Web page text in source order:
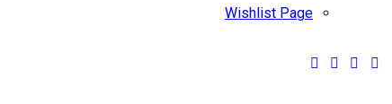
Wishlist Page